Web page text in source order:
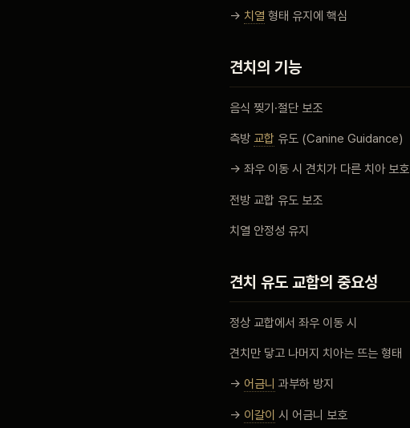
→ 치열 형태 유지에 핵심
견치의 기능
음식 찢기·절단 보조
측방 교합 유도 (Canine Guidance)
→ 좌우 이동 시 견치가 다른 치아 보호
전방 교합 유도 보조
치열 안정성 유지
견치 유도 교합의 중요성
정상 교합에서 좌우 이동 시
견치만 닿고 나머지 치아는 뜨는 형태
→ 어금니 과부하 방지
→ 이갈이 시 어금니 보호